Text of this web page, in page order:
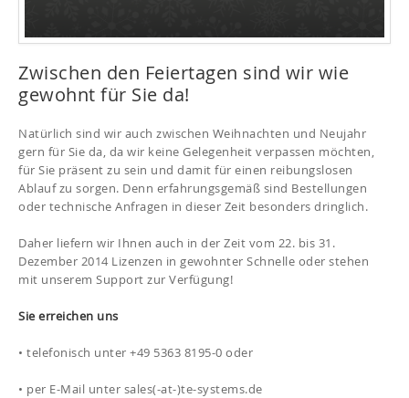
Zwischen den Feiertagen sind wir wie
gewohnt für Sie da!
Natürlich sind wir auch zwischen Weihnachten und Neujahr
gern für Sie da, da wir keine Gelegenheit verpassen möchten,
für Sie präsent zu sein und damit für einen reibungslosen
Ablauf zu sorgen. Denn erfahrungsgemäß sind Bestellungen
oder technische Anfragen in dieser Zeit besonders dringlich.
Daher liefern wir Ihnen auch in der Zeit vom 22. bis 31.
Dezember 2014 Lizenzen in gewohnter Schnelle oder stehen
mit unserem Support zur Verfügung!
Sie erreichen uns
• telefonisch unter +49 5363 8195-0 oder
• per E-Mail unter sales(-at-)te-systems.de